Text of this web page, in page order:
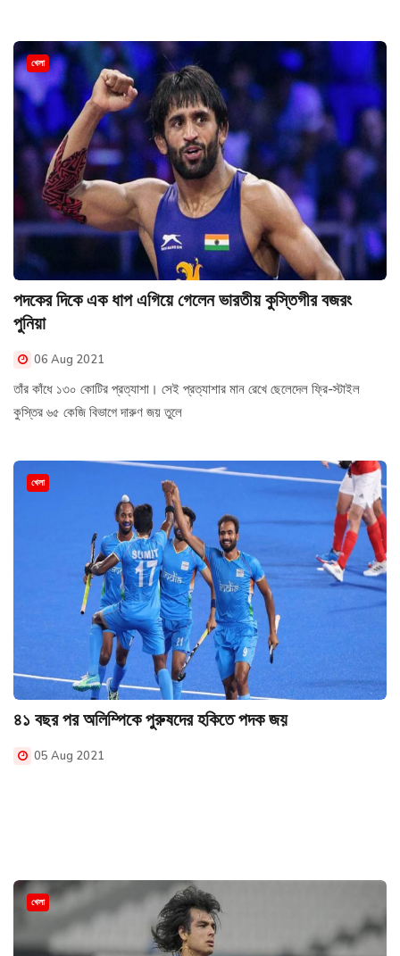
খেলা
পদকের দিকে এক ধাপ এগিয়ে গেলেন ভারতীয় কুস্তিগীর বজরং
পুনিয়া
06 Aug 2021
তাঁর কাঁধে ১৩০ কোটির প্রত্যাশা। সেই প্রত্যাশার মান রেখে ছেলেদেল ফ্রি-স্টাইল
কুস্তির ৬৫ কেজি বিভাগে দারুণ জয় তুলে
খেলা
৪১ বছর পর অলিম্পিকে পুরুষদের হকিতে পদক জয়
05 Aug 2021
খেলা